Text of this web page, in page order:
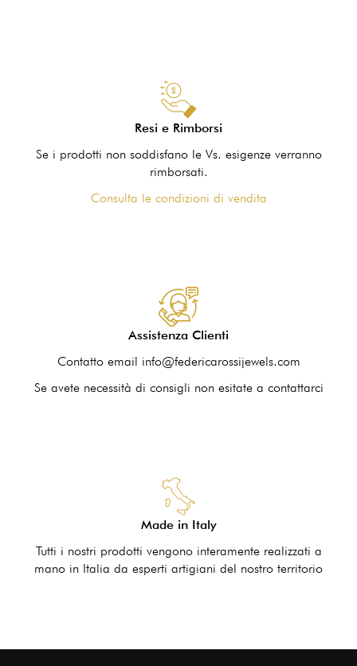
Resi e Rimborsi
Se i prodotti non soddisfano le Vs. esigenze verranno
rimborsati.
Consulta le condizioni di vendita
Assistenza Clienti
Contatto email info@federicarossijewels.com
Se avete necessità di consigli non esitate a contattarci
Made in Italy
Tutti i nostri prodotti vengono interamente realizzati a
mano in Italia da esperti artigiani del nostro territorio